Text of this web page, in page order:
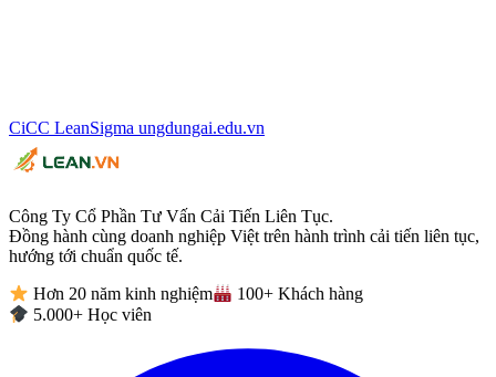
CiCC LeanSigma ungdungai.edu.vn
Công Ty Cổ Phần Tư Vấn Cải Tiến Liên Tục.
Đồng hành cùng doanh nghiệp Việt trên hành trình cải tiến liên tục,
hướng tới chuẩn quốc tế.
Hơn 20 năm kinh nghiệm
100+ Khách hàng
5.000+ Học viên